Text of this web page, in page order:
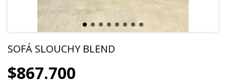
SOFÁ SLOUCHY BLEND
$867.700